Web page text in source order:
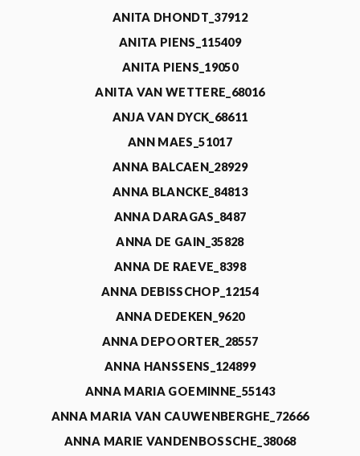
ANITA DHONDT_37912
ANITA PIENS_115409
ANITA PIENS_19050
ANITA VAN WETTERE_68016
ANJA VAN DYCK_68611
ANN MAES_51017
ANNA BALCAEN_28929
ANNA BLANCKE_84813
ANNA DARAGAS_8487
ANNA DE GAIN_35828
ANNA DE RAEVE_8398
ANNA DEBISSCHOP_12154
ANNA DEDEKEN_9620
ANNA DEPOORTER_28557
ANNA HANSSENS_124899
ANNA MARIA GOEMINNE_55143
ANNA MARIA VAN CAUWENBERGHE_72666
ANNA MARIE VANDENBOSSCHE_38068